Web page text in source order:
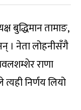
बुद्धिमान तामाङ,
। नेता लोहनीसँगै
धवलशम्शेर राणा
निर्णय लियो